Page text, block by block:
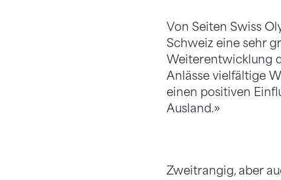
Von Seiten Swiss
Schweiz eine sehr
Weiterentwicklung
Anlässe vielfältige
einen positiven
Ausland.»
Zweitrangig, aber